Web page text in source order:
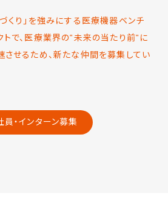
くり」を強みにする医療機器ベンチ
トで、医療業界の"未来の当たり前"に
させるため、新たな仲間を募集してい
員・インターン募集